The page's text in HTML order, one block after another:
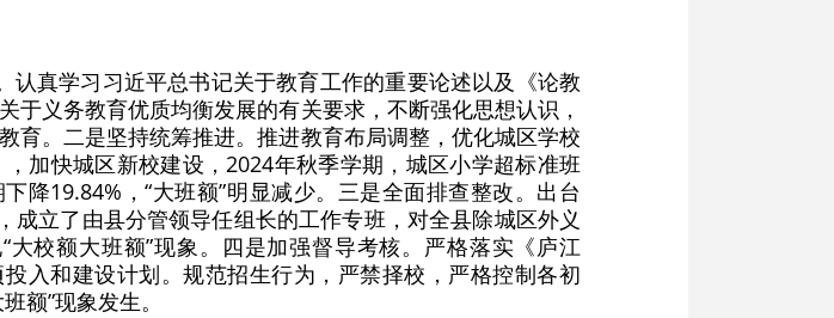
认真学习习近平总书记关于教育工作的重要论述以及《论教
义务教育优质均衡发展的有关要求，不断强化思想认识，
育。二是坚持统筹推进。推进教育布局调整，优化城区学校
加快城区新校建设，2024年秋季学期，城区小学超标准班
降19.84%，“大班额”明显减少。三是全面排查整改。出台
成立了由县分管领导任组长的工作专班，对全县除城区外义
校额大班额”现象。四是加强督导考核。严格落实《庐江
入和建设计划。规范招生行为，严禁择校，严格控制各初
额”现象发生。